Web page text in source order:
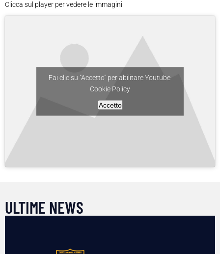
Clicca sul player per vedere le immagini
Fai clic su "Accetto" per abilitare Youtube
Cookie Policy
Accetto
ULTIME NEWS